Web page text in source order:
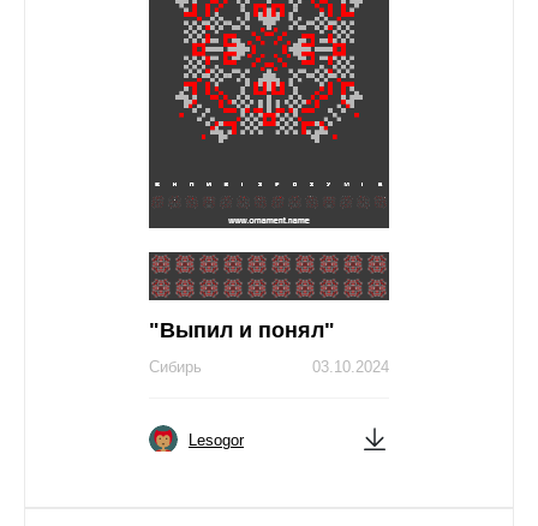
"Выпил и понял"
03.10.2024
Сибирь
Lesogor